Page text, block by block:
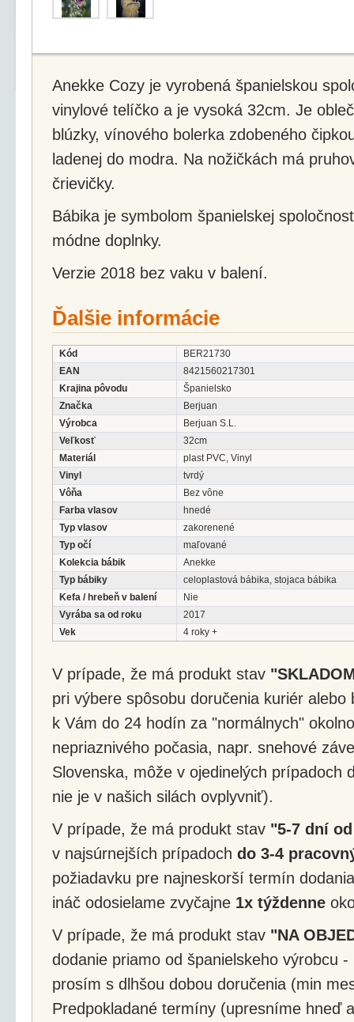
Anekke Cozy je vyrobená španielskou
vinylové telíčko a je vysoká 32cm. Je
blúzky, vínového bolerka zdobeného
ladenej do modra. Na nožičkách má
črievičky.
Bábika je symbolom španielskej
módne doplnky.
Verzie 2018 bez vaku v balení.
Ďalšie informácie
Kód
BER21730
EAN
8421560217301
Krajina pôvodu
Španielsko
Značka
Berjuan
Výrobca
Berjuan S.L.
Veľkosť
32cm
Materiál
plast PVC, Vinyl
Vinyl
tvrdý
Vôňa
Bez vône
Farba vlasov
hnedé
Typ vlasov
zakorenené
Typ očí
maľované
Kolekcia bábik
Anekke
Typ bábiky
celoplastová bábika, stojaca bábika
Kefa / hrebeň v balení
Nie
Vyrába sa od roku
2017
Vek
4 roky +
V prípade, že má produkt stav
pri výbere spôsobu doručenia kuriér
k Vám do 24 hodín za "normálnych"
nepriaznivého počasia, napr. snehové
Slovenska, môže v ojedinelých prípadoch
nie je v našich silách ovplyvniť).
V prípade, že má produkt stav "5-7 dní
v najsúrnejších prípadoch do 3-4
požiadavku pre najneskorší termín
ináč odosielame zvyčajne 1x týždenne
V prípade, že má produkt stav "NA
dodanie priamo od španielskeho výrobcu
prosím s dlhšou dobou doručenia (min
Predpokladané termíny (upresníme hneď